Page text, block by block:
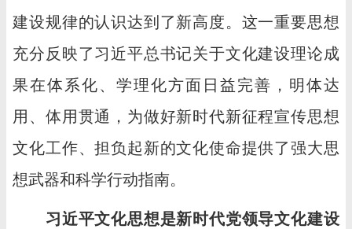
建设规律的认识达到了新高度。这一重要思想
充分反映了习近平总书记关于文化建设理论成
果在体系化、学理化方面日益完善，明体达
用、体用贯通，为做好新时代新征程宣传思想
文化工作、担负起新的文化使命提供了强大思
想武器和科学行动指南。
习近平文化思想是新时代党领导文化建设